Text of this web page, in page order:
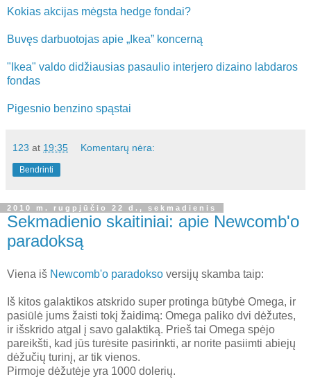
Kokias akcijas mėgsta hedge fondai?
Buvęs darbuotojas apie „Ikea” koncerną
"Ikea" valdo didžiausias pasaulio interjero dizaino labdaros
fondas
Pigesnio benzino spąstai
123 at 19:35 Komentarų nėra:
Bendrinti
2010 m. rugpjūčio 22 d., sekmadienis
Sekmadienio skaitiniai: apie Newcomb'o
paradoksą
Viena iš Newcomb'o paradokso versijų skamba taip:
Iš kitos galaktikos atskrido super protinga būtybė Omega, ir
pasiūlė jums žaisti tokį žaidimą: Omega paliko dvi dėžutes,
ir išskrido atgal į savo galaktiką. Prieš tai Omega spėjo
pareikšti, kad jūs turėsite pasirinkti, ar norite pasiimti abiejų
dėžučių turinį, ar tik vienos.
Pirmoje dėžutėje yra 1000 dolerių.